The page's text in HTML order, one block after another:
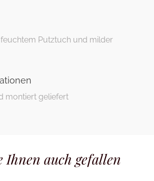
Putztuch und milder
montiert geliefert
Ihnen auch gefallen